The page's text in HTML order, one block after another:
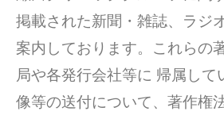
掲載された新聞・雑誌、ラジ
案内しております。これらの
局や各発行会社等に 帰属して
像等の送付について、著作権